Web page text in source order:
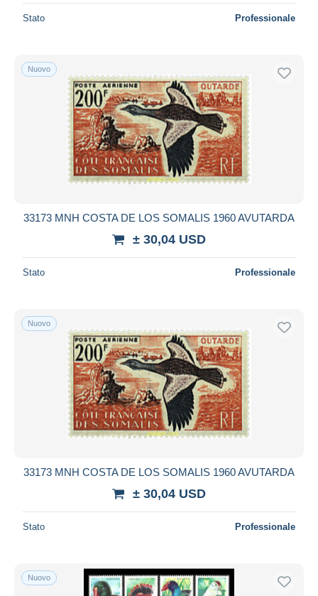
Stato Professionale
Nuovo
33173 MNH COSTA DE LOS SOMALIS 1960 AVUTARDA
± 30,04 USD
Stato Professionale
Nuovo
33173 MNH COSTA DE LOS SOMALIS 1960 AVUTARDA
± 30,04 USD
Stato Professionale
Nuovo